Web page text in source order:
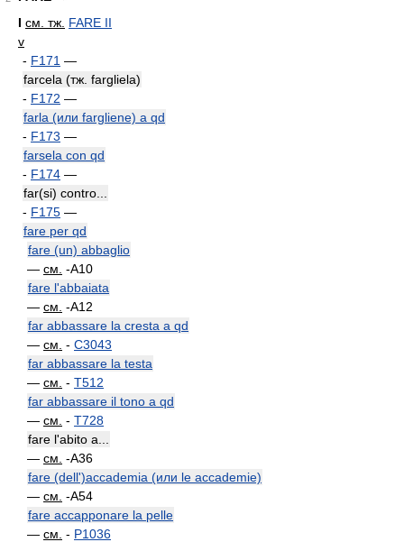
I см. тж. FARE II
v
- F171 —
farcela (тж. fargliela)
- F172 —
farla (или fargliene) a qd
- F173 —
farsela con qd
- F174 —
far(si) contro...
- F175 —
fare per qd
fare (un) abbaglio
— см. -A10
fare l'abbaiata
— см. -A12
far abbassare la cresta a qd
— см. - C3043
far abbassare la testa
— см. - T512
far abbassare il tono a qd
— см. - T728
fare l'abito a...
— см. -A36
fare (dell')accademia (или le accademie)
— см. -A54
fare accapponare la pelle
— см. - P1036